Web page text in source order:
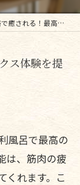
！最高のリラックス体験を提供する嵐の湯
ス体験を提
風呂で最高の
は、筋肉の疲
くれます。こ